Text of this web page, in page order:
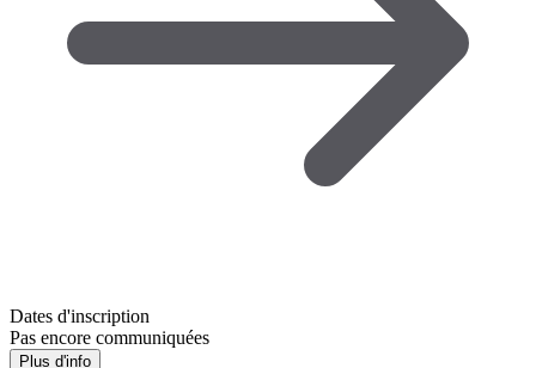
Dates d'inscription
Pas encore communiquées
Plus d'info